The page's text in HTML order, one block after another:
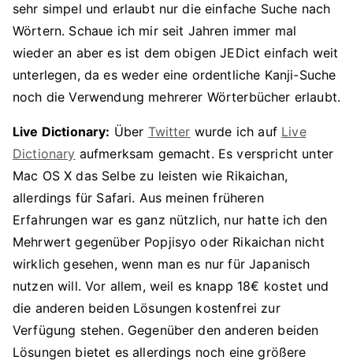
sehr simpel und erlaubt nur die einfache Suche nach
Wörtern. Schaue ich mir seit Jahren immer mal
wieder an aber es ist dem obigen JEDict einfach weit
unterlegen, da es weder eine ordentliche Kanji-Suche
noch die Verwendung mehrerer Wörterbücher erlaubt.
Live Dictionary: Über Twitter wurde ich auf Live
Dictionary aufmerksam gemacht. Es verspricht unter
Mac OS X das Selbe zu leisten wie Rikaichan,
allerdings für Safari. Aus meinen früheren
Erfahrungen war es ganz nützlich, nur hatte ich den
Mehrwert gegenüber Popjisyo oder Rikaichan nicht
wirklich gesehen, wenn man es nur für Japanisch
nutzen will. Vor allem, weil es knapp 18€ kostet und
die anderen beiden Lösungen kostenfrei zur
Verfügung stehen. Gegenüber den anderen beiden
Lösungen bietet es allerdings noch eine größere